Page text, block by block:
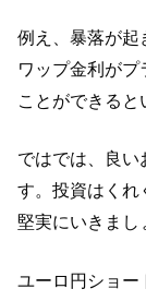
例え、暴落が起
ワップ金利が
ことができると
ではでは、良
す。投資はくれ
堅実にいきまし
ユーロ円ショ